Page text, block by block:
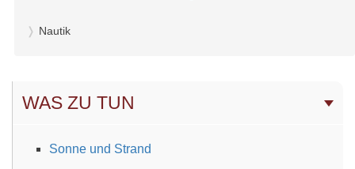
Nautik
WAS ZU TUN
Sonne und Strand